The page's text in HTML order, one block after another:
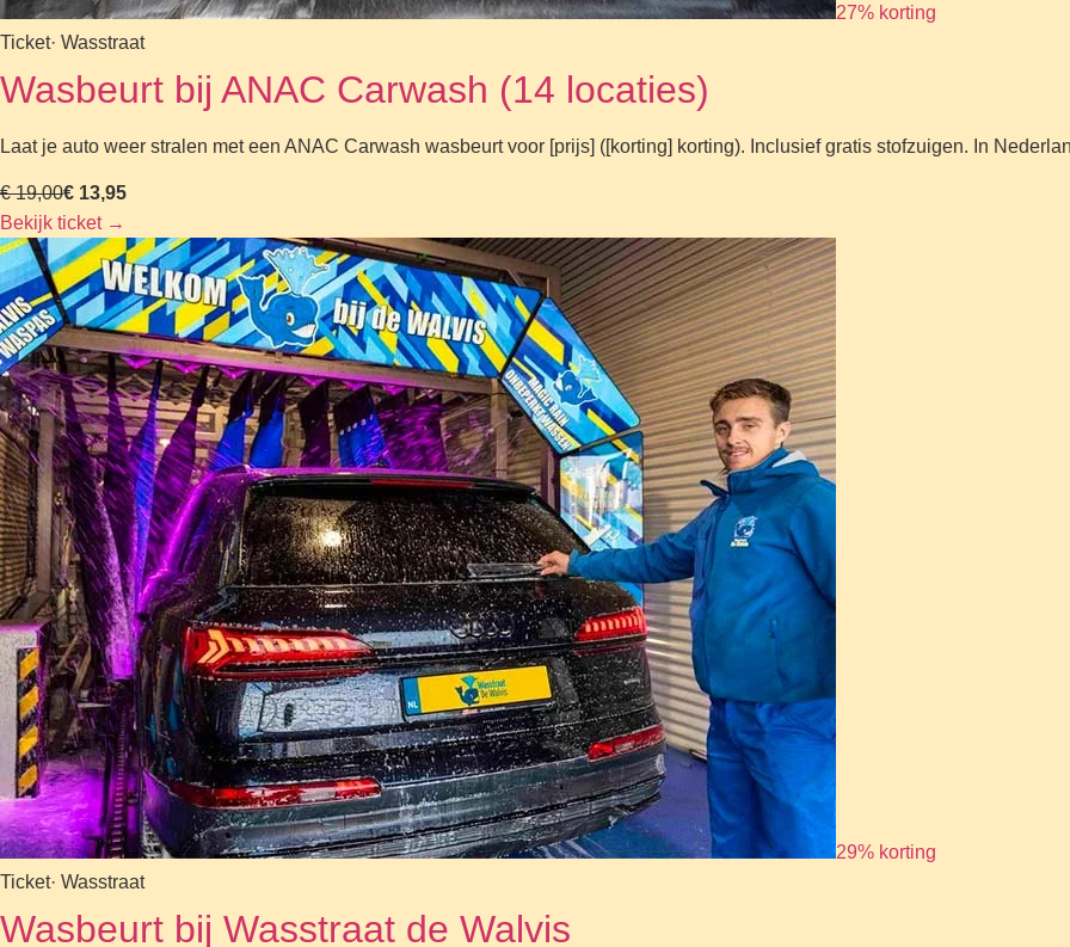
27% korting
Ticket· Wasstraat
Wasbeurt bij ANAC Carwash (14 locaties)
Laat je auto weer stralen met een ANAC Carwash wasbeurt voor [prijs] ([korting] korting). Inclusief gratis stofzuigen. In
€ 19,00€ 13,95
Bekijk ticket →
29% korting
Ticket· Wasstraat
Wasbeurt bij Wasstraat de Walvis